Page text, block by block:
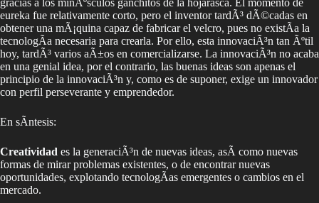
eureka fue relativamente corto, pero el inventor tardÃ³ dÃ©cadas en
obtener una mÃ¡quina capaz de fabricar el velcro, pues no existÃ­a la
tecnologÃ­a necesaria para crearla. Por ello, esta innovaciÃ³n tan Ãºtil
hoy, tardÃ³ varios aÃ±os en comercializarse. La innovaciÃ³n no acaba
en una genial idea, por el contrario, las buenas ideas son apenas el
principio de la innovaciÃ³n y, como es de suponer, exige un innovador
con perfil perseverante y emprendedor.
En sÃ­ntesis:
Creatividad es la generaciÃ³n de nuevas ideas, asÃ­ como nuevas
formas de mirar problemas existentes, o de encontrar nuevas
oportunidades, explotando tecnologÃ­as emergentes o cambios en el
mercado.